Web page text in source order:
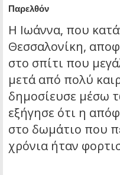
Παρελθόν
Η Ιωάννα, που
Θεσσαλονίκη,
στο σπίτι που
μετά από πολύ
δημοσίευσε μέσω
εξήγησε ότι η
στο δωμάτιο που
χρόνια ήταν